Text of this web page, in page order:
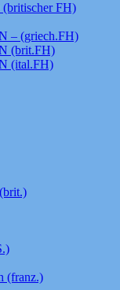
FH)
– (griech.FH)
(brit.FH)
(ital.FH)
(franz.)